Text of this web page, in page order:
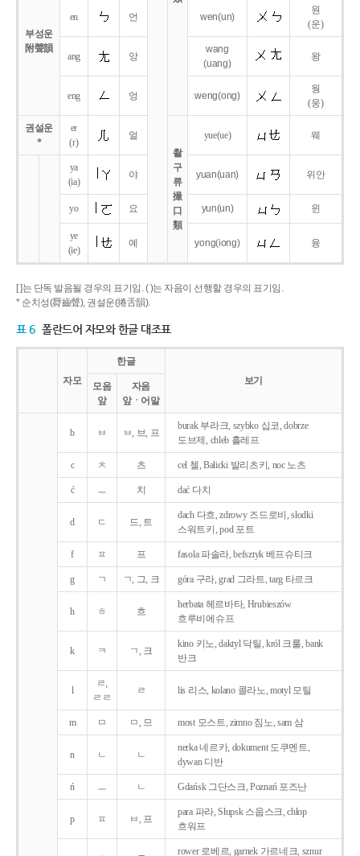
부성운
附聲韻
en 언 wen(un)
원
(운)
ang 앙
wang
(uang)
왕
eng 엉 weng(ong)
웡
(웅)
권설운
*
er
(r)
얼
촬
구
류
撮
口
類
yue(ue) 웨
ya
(ia)
야 yuan(uan) 위안
yo 요 yun(un) 윈
ye
(ie)
예 yong(iong) 융
[ ]는 단독 발음될 경우의 표기임. ( )는 자음이 선행할 경우의 표기임.
* 순치성(脣齒聲), 권설운(捲舌韻).
표 6 폴란드어 자모와 한글 대조표
자모
한글
보기
모음
앞
자음
앞ㆍ어말
b ㅂ ㅂ, 브, 프
burak 부라크, szybko 십코, dobrze
도브제, chleb 흘레프
c ㅊ 츠 cel 첼, Balicki 발리츠키, noc 노츠
ć ㅡ 치 dać 다치
d ㄷ 드, 트
dach 다흐, zdrowy 즈드로비, słodki
스워트키, pod 포트
f ㅍ 프 fasola 파솔라, befsztyk 베프슈티크
g ㄱ ㄱ, 그, 크 góra 구라, grad 그라트, targ 타르크
h ㅎ 흐
herbata 헤르바타, Hrubieszów
흐루비에슈프
k ㅋ ㄱ, 크
kino 키노, daktyl 닥틸, król 크룰, bank
반크
l
ㄹ,
ㄹㄹ
ㄹ lis 리스, kolano 콜라노, motyl 모틸
m ㅁ ㅁ, 므 most 모스트, zimno 짐노, sam 삼
n ㄴ ㄴ
nerka 네르카, dokument 도쿠멘트,
dywan 디반
ń ㅡ ㄴ Gdańsk 그단스크, Poznań 포즈난
p ㅍ ㅂ, 프
para 파라, Słupsk 스웁스크, chłop
흐워프
rower 로베르, garnek 가르네크, sznur